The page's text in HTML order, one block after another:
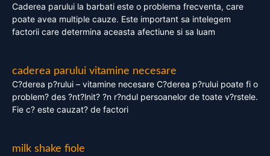
Caderea parului la barbati este o problema frecventa, care
poate avea multiple cauze. Este important sa intelegem
factorii care determina aceasta afectiune si sa luam
caderea parului vitamine necesare
C?derea p?rului – vitamine necesare C?derea p?rului poate fi o
problem? des ?nt?lnit? ?n r?ndul persoanelor de toate v?rstele.
Fie c? este cauzat? de factori
milk shake fiole